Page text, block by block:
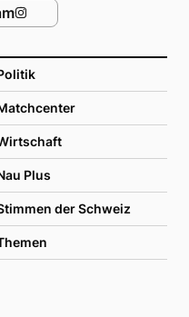
Plus
der Schweiz